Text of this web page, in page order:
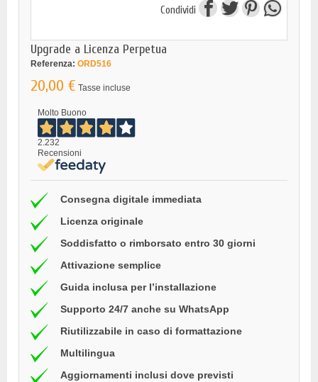
Condividi
Upgrade a Licenza Perpetua
Referenza: ORD516
20,00 € Tasse incluse
Molto Buono
2.232
Recensioni
Consegna digitale immediata
Licenza originale
Soddisfatto o rimborsato entro 30 giorni
Attivazione semplice
Guida inclusa per l’installazione
Supporto 24/7 anche su WhatsApp
Riutilizzabile in caso di formattazione
Multilingua
Aggiornamenti inclusi dove previsti